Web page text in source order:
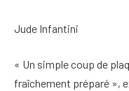
Jude Infantini
« Un simple coup de
fraîchement préparé »,